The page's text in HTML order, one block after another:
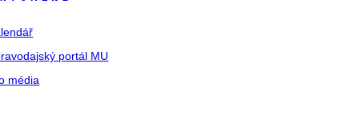
portál MU
média